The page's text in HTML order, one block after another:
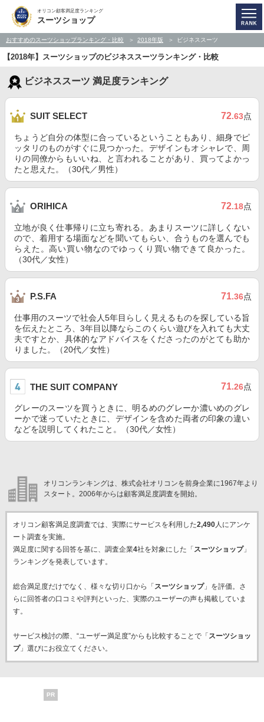
オリコン顧客満足度ランキング
スーツショップ
おすすめのスーツショップランキング・比較 2018年版 ビジネススーツ
【2018年】スーツショップのビジネススーツランキング・比較
ビジネススーツ 満足度ランキング
SUIT SELECT 72.63点
ちょうど自分の体型に合っているということもあり、細身でピ
ッタリのものがすぐに見つかった。デザインもオシャレで、周
りの同僚からもいいね、と言われることがあり、買ってよかっ
たと思えた。（30代／男性）
ORIHICA 72.18点
立地が良く仕事帰りに立ち寄れる。あまりスーツに詳しくない
ので、着用する場面などを聞いてもらい、合うものを選んでも
らえた。高い買い物なのでゆっくり買い物できて良かった。
（30代／女性）
P.S.FA 71.36点
仕事用のスーツで社会人5年目らしく見えるものを探している旨
を伝えたところ、3年目以降ならこのくらい遊びを入れても大丈
夫ですとか、具体的なアドバイスをくださったのがとても助か
りました。（20代／女性）
THE SUIT COMPANY 71.26点
グレーのスーツを買うときに、明るめのグレーか濃いめのグレ
ーかで迷っていたときに、デザインを含めた両者の印象の違い
などを説明してくれたこと。（30代／女性）
オリコンランキングは、株式会社オリコンを前身企業に1967年より
スタート。2006年からは顧客満足度調査を開始。
オリコン顧客満足度調査では、実際にサービスを利用した2,490人にアンケ
ート調査を実施。
満足度に関する回答を基に、調査企業4社を対象にした「 スーツショップ」
ランキングを発表しています。
総合満足度だけでなく、様々な切り口から「 スーツショップ」を評価。さ
らに回答者の口コミや評判といった、実際のユーザーの声も掲載していま
す。
サービス検討の際、“ユーザー満足度”からも比較することで「 スーツショッ
プ」選びにお役立てください。
PR